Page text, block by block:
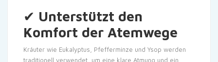
✔ Unterstützt den
Komfort der Atemwege
Kräuter wie Eukalyptus, Pfefferminze und Ysop werden
traditionell verwendet, um eine klare Atmung und ein